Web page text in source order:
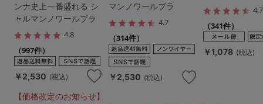
ンナ史上一番盛れる シ
ャルマンノワールブラ
4.8
（997件）
￥2,530 (税込)
マンノワールブラ
4.7
（314件）
￥2,530 (税込)
4.7
（341件）
￥1,078 (税込)
【価格改定のお知らせ】